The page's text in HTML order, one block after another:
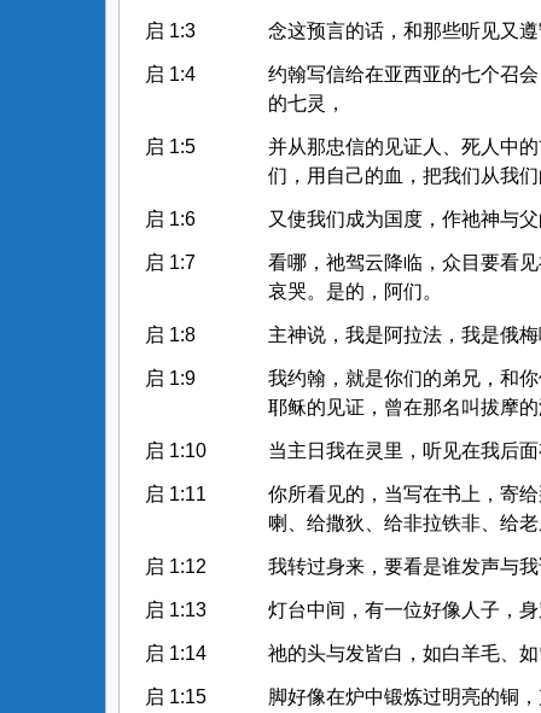
启 1:3 念这预言的话，和那些听见又
启 1:4
约翰写信给在亚西亚的七个召
的七灵，
启 1:5
并从那忠信的见证人、死人中
们，用自己的血，把我们从我
启 1:6 又使我们成为国度，作祂神与
启 1:7
看哪，祂驾云降临，众目要看
哀哭。是的，阿们。
启 1:8 主神说，我是阿拉法，我是俄
启 1:9
我约翰，就是你们的弟兄，和
耶稣的见证，曾在那名叫拔摩
启 1:10 当主日我在灵里，听见在我后
启 1:11
你所看见的，当写在书上，寄
喇、给撒狄、给非拉铁非、给
启 1:12 我转过身来，要看是谁发声与
启 1:13 灯台中间，有一位好像人子，
启 1:14 祂的头与发皆白，如白羊毛、
启 1:15 脚好像在炉中锻炼过明亮的铜